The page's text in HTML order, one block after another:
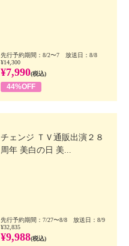
先行予約期間：8/2〜7 放送日：8/8
¥14,300
¥7,990(税込)
44%OFF
チェンジ ＴＶ通販出演２８
周年 美白の日 美...
先行予約期間：7/27〜8/8 放送日：8/9
¥32,835
¥9,988(税込)